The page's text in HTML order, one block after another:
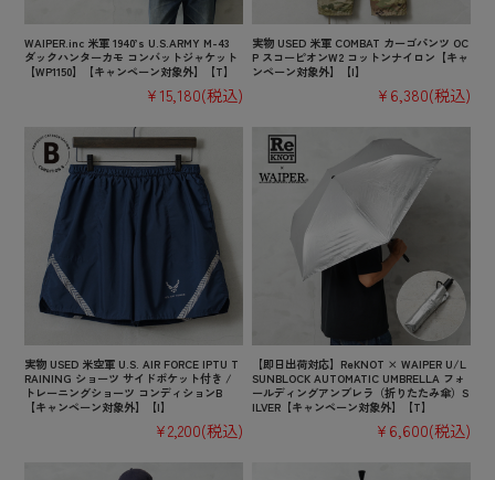
WAIPER.inc 米軍 1940’s U.S.ARMY M-43
ダックハンターカモ コンバットジャケット
【WP1150】【キャンペーン対象外】【T】
¥15,180(税込)
実物 USED 米軍 COMBAT カーゴパンツ OC
P スコーピオンW2 コットンナイロン【キャ
ンペーン対象外】【I】
¥6,380(税込)
実物 USED 米空軍 U.S. AIR FORCE IPTU T
RAINING ショーツ サイドポケット付き /
トレーニングショーツ コンディションB
【キャンペーン対象外】【I】
¥2,200(税込)
【即日出荷対応】ReKNOT × WAIPER U/L
SUNBLOCK AUTOMATIC UMBRELLA フォ
ールディングアンブレラ（折りたたみ傘）S
ILVER【キャンペーン対象外】【T】
¥6,600(税込)